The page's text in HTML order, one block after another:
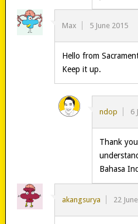
Max 5 June 2015
Hello from
Keep it up.
ndop 6
Thank
Bahasa
akangsurya 22